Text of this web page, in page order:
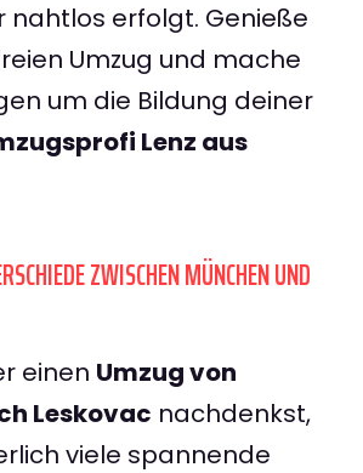
nahtlos erfolgt. Genieße
Umzug und mache
um die Bildung deiner
Lenz aus
ZWISCHEN MÜNCHEN UND
einen Umzug von
Leskovac nachdenkst,
viele spannende